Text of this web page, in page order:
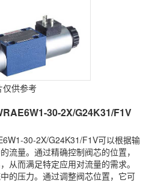
仅供参考
30-2X/G24K31/F1V
30-2X/G24K31/F1V可以根据输
流量。通过精确控制阀芯的位置，
从而满足特定应用对流量的需求。
的压力。通过调整阀芯位置，它可